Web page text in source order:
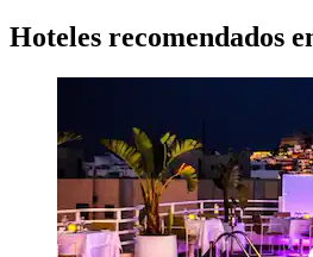
Hoteles recomendados